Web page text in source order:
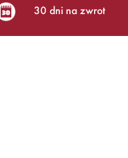
30 dni na zwrot